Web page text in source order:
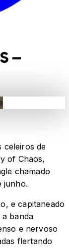
–
celeiros de
of Chaos,
chamado
junho.
e capitaneado
banda
e nervoso
flertando